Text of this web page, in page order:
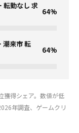
勤なし 求
64%
来市 転
64%
獲得シェア。数値が低
年調査、ゲームクリ